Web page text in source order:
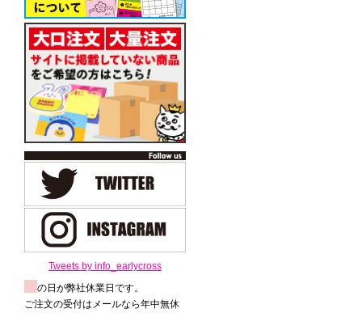
Tweets by info_earlycross
の日が弊社休業日です。
ご注文の受付はメールなら年中無休